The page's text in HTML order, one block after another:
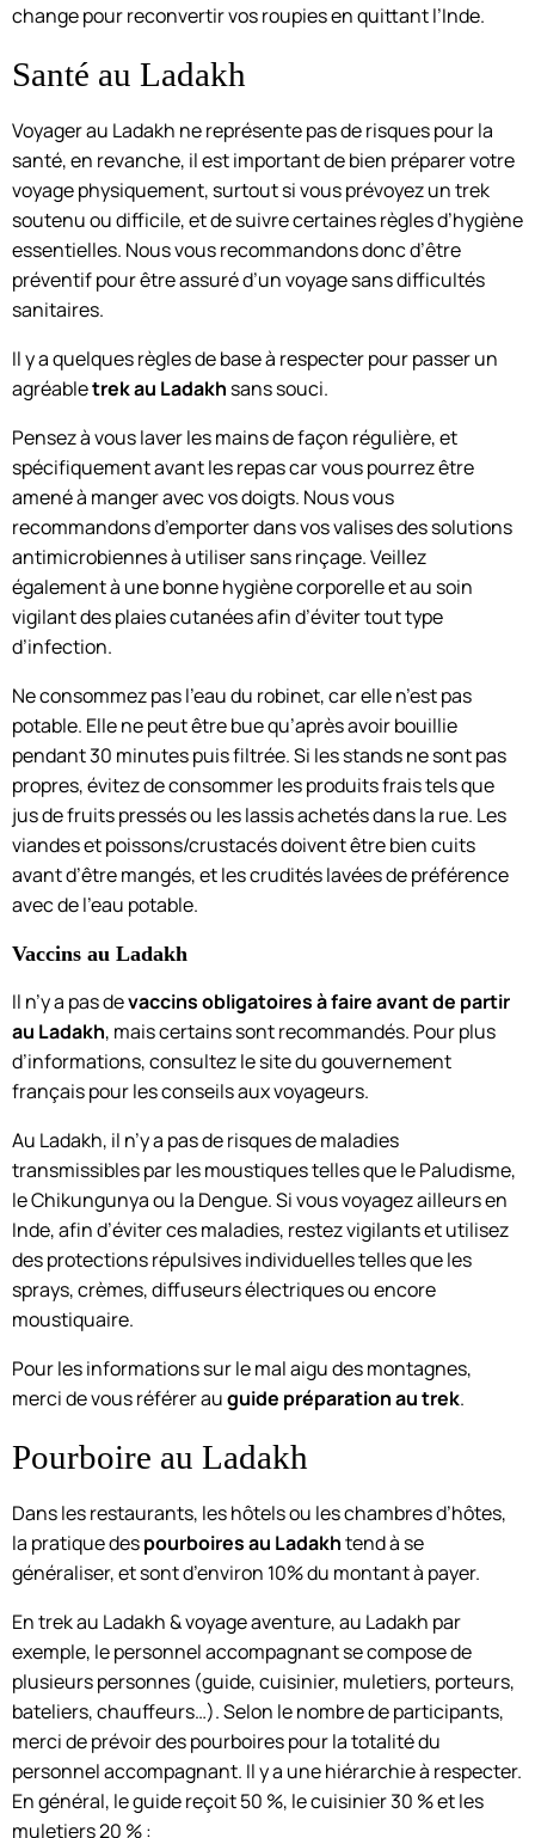
change pour reconvertir vos roupies en quittant l’Inde.
Santé au Ladakh
Voyager au Ladakh ne représente pas de risques pour la
santé, en revanche, il est important de bien préparer votre
voyage physiquement, surtout si vous prévoyez un trek
soutenu ou difficile, et de suivre certaines règles d’hygiène
essentielles. Nous vous recommandons donc d’être
préventif pour être assuré d’un voyage sans difficultés
sanitaires.
Il y a quelques règles de base à respecter pour passer un
agréabletrek au Ladakh sans souci.
Pensez à vous laver les mains de façon régulière, et
spécifiquement avant les repas car vous pourrez être
amené à manger avec vos doigts. Nous vous
recommandons d’emporter dans vos valises des solutions
antimicrobiennes à utiliser sans rinçage. Veillez
également à une bonne hygiène corporelle et au soin
vigilant des plaies cutanées afin d’éviter tout type
d’infection.
Ne consommez pas l’eau du robinet, car elle n’est pas
potable. Elle ne peut être bue qu’après avoir bouillie
pendant 30 minutes puis filtrée. Si les stands ne sont pas
propres, évitez de consommer les produits frais tels que
jus de fruits pressés ou les lassis achetés dans la rue. Les
viandes et poissons/crustacés doivent être bien cuits
avant d’être mangés, et les crudités lavées de préférence
avec de l’eau potable.
Vaccins au Ladakh
Il n’y a pas devaccins obligatoires à faire avant de partir
au Ladakh, mais certains sont recommandés. Pour plus
d’informations, consultez le site du gouvernement
français pour les conseils aux voyageurs.
Au Ladakh, il n’y a pas de risques de maladies
transmissibles par les moustiques telles que le Paludisme,
le Chikungunya ou la Dengue. Si vous voyagez ailleurs en
Inde, afin d’éviter ces maladies, restez vigilants et utilisez
des protections répulsives individuelles telles que les
sprays, crèmes, diffuseurs électriques ou encore
moustiquaire.
Pour les informations sur le mal aigu des montagnes,
merci de vous référer auguide préparation au trek.
Pourboire au Ladakh
Dans les restaurants, les hôtels ou les chambres d’hôtes,
la pratique despourboires au Ladakhtend à se
généraliser, et sont d’environ 10% du montant à payer.
En trek au Ladakh & voyage aventure, au Ladakh par
exemple, le personnel accompagnant se compose de
plusieurs personnes (guide, cuisinier, muletiers, porteurs,
bateliers, chauffeurs…). Selon le nombre de participants,
merci de prévoir des pourboires pour la totalité du
personnel accompagnant. Il y a une hiérarchie à respecter.
En général, le guide reçoit 50 %, le cuisinier 30 % et les
muletiers 20 % :